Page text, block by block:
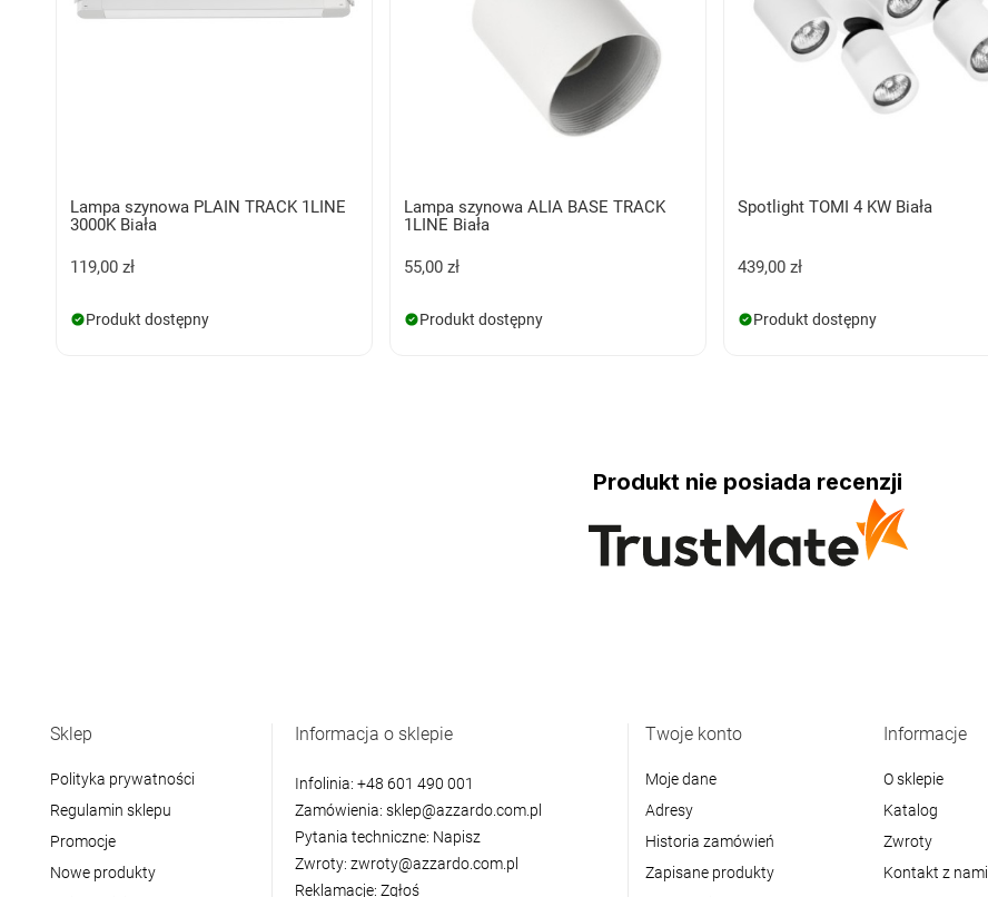
Lampa szynowa PLAIN TRACK 1LINE
3000K Biała
119,00 zł
Produkt dostępny
Lampa szynowa ALIA BASE TRACK
1LINE Biała
55,00 zł
Produkt dostępny
Spotlight TOMI 4 KW Biała
439,00 zł
Produkt dostępny
Produkt nie posiada recenzji
Sklep
Polityka prywatności
Regulamin sklepu
Promocje
Nowe produkty
Informacja o sklepie
Infolinia: +48 601 490 001
Zamówienia: sklep@azzardo.com.pl
Pytania techniczne: Napisz
Zwroty: zwroty@azzardo.com.pl
Reklamacje: Zgłoś
Twoje konto
Moje dane
Adresy
Historia zamówień
Zapisane produkty
Informacje
O sklepie
Katalog
Zwroty
Kontakt z nami